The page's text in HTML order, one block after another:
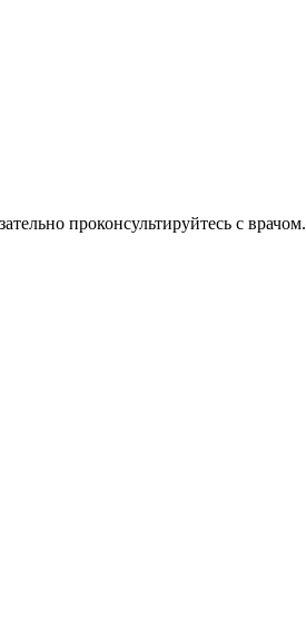
проконсультируйтесь с врачом.